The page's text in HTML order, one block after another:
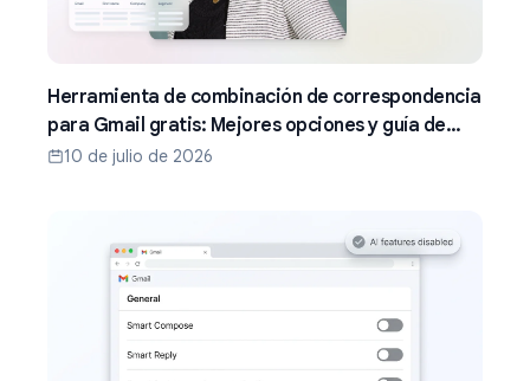
Herramienta de combinación de correspondencia
para Gmail gratis: Mejores opciones y guía de
configuración (2026)
10 de julio de 2026